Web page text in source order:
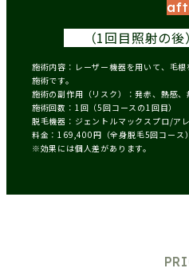
（1回目照射の後）
施術内容：レーザー機器を用いて、毛
施術です。
施術の副作用（リスク）：発赤、熱感
施術回数：1回（5回コースの1回目）
脱毛機器：ジェントルマックスプロ/ア
料金：169,400円（全身脱毛5回コース）
※効果には個人差があります。